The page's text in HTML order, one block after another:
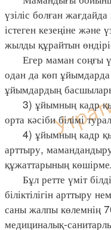
үзіліс болған
істеген кезеңіне және
жылды құрайтын
Егер маман соңғы
одан да көп
ұйымдардың
3) ұйымның кадр
орта кәсіби білімі
4) ұйымның кадр
арттыру,
құжаттарының
Бұл ретте үміт
біліктілігін арттыру
саны жалпы көлемнің
медициналық-